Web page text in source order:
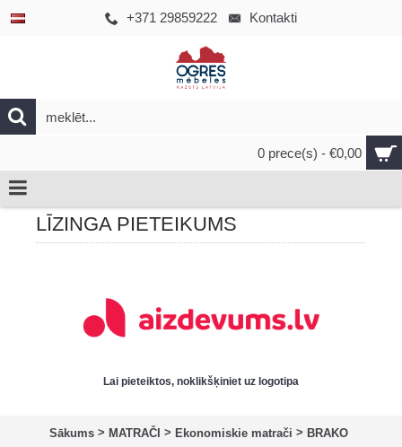
+371 29859222 Kontakti
0 prece(s) - €0,00
LĪZINGA PIETEIKUMS
Lai pieteiktos, noklikšķiniet uz logotipa
Sākums > MATRAČI > Ekonomiskie matrači > BRAKO